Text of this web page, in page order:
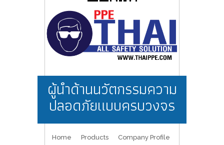
ผู้นำด้านนวัตกรรมความ
ปลอดภัยแบบครบวงจร
Home Products Company Profile